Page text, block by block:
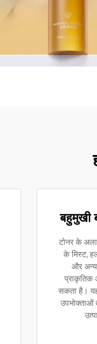
बहुमुखी
टोनर के
के मिस्ट,
और अन्य
प्राकृतिक
सकता है।
उपभोक्ताओं